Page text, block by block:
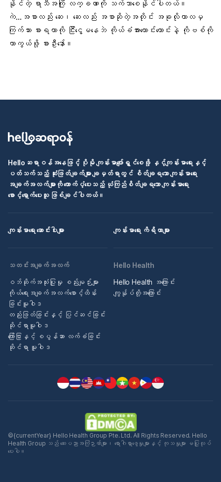
နိုင်တဲ့ ရာသီအကြို လက္ခဏာကို သက်သာစေနိုင်ပါတယ်။
ကဲ… အစာလည်း ဆေး၊ ဆေးလည်း အစာ ဆိုတဲ့အတိုင်း အခုလိုကာလမှ
ကြက်သား စားရတာကို ငြီးငွေ့မနေဘဲ ကိုယ်ခံအားကောင်းကောင်းနဲ့ ကိုဗစ်ကို
ကာကွယ်ဖို့ စားဦးနော်။
Helloဆရာဝန်အနေဖြင့် ပိုမို ကျန်းမာပျော်ရွှင်စေဖို့ နှင့်ကျန်းမာရေးနှင့်
ပတ်သက်သည့် ဆုံးဖြတ်ချက်များ ချမှတ်ရာတွင် စိတ်ချရသော ကျန်းမာရေး
အချက်အလက်များကို ထောက်ပံ့ပေးသည့် ယုံကြည်စိတ်ချရသော ကျန်းမာရေး
စောင့်ရှောက်ပေးသူ ဖြစ်ချင်ပါတယ်။
ကျန်းမာရေး ဆောင်းပါးများ ကျန်းမာရေး ကိရိယာများ
သတင်းအချက်အလက်
ဝဘ်ဆိုက်အသုံးပြုမှု စည်းမျဉ်းများ
ကိုယ်ရေးအချက်အလက်စောင့်ထိန်း
ခြင်းမူဝါဒ
တည်းဖြတ်ခြင်းနှင့် ပြင်ဆင်ခြင်း
ဆိုင်ရာမူဝါဒ
ကြော်ငြာနှင့် စပွန်ဆာ လက်ခံခြင်း
ဆိုင်ရာ မူဝါဒ
Hello Health
Hello Health အကြောင်း
ကျွန်ုပ်တို့အကြောင်း
©{currentYear} Hello Health Group Pte. Ltd. All Rights Reserved. Hello
Health Group သည် ဆေးပညာအကြံဉာဏ်များ၊ ရောဂါရှာဖွေမှုများနှင့် ကုသမှုများ မပြုလုပ်
ပေးပါ။